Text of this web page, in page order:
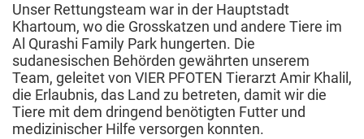
Unser Rettungsteam war in der Hauptstadt
Khartoum, wo die Grosskatzen und andere Tiere im
Al Qurashi Family Park hungerten. Die
sudanesischen Behörden gewährten unserem
Team, geleitet von VIER PFOTEN Tierarzt Amir Khalil,
die Erlaubnis, das Land zu betreten, damit wir die
Tiere mit dem dringend benötigten Futter und
medizinischer Hilfe versorgen konnten.